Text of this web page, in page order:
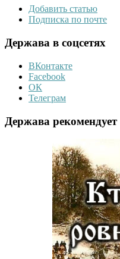
Добавить статью
Подписка по почте
Держава в соцсетях
ВКонтакте
Facebook
ОК
Телеграм
Держава рекомендует